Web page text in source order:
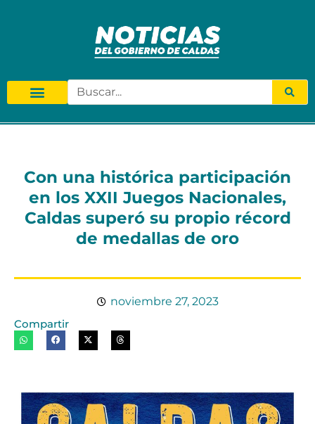
Con una histórica participación
en los XXII Juegos Nacionales,
Caldas superó su propio récord
de medallas de oro
noviembre 27, 2023
Compartir